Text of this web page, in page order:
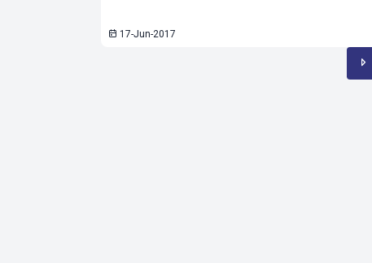
17-Jun-2017